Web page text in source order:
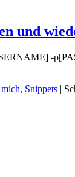
und
-
, Snippets |